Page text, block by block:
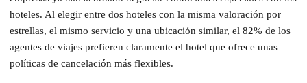
hoteles. Al elegir entre dos hoteles con la misma valoración por
estrellas, el mismo servicio y una ubicación similar, el 82% de los
agentes de viajes prefieren claramente el hotel que ofrece unas
políticas de cancelación más flexibles.